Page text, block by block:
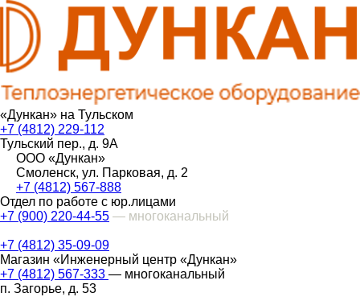
«Дункан» на Тульском
+7 (4812) 229-112
Тульский пер., д. 9А
ООО «Дункан»
Смоленск, ул. Парковая, д. 2
+7 (4812) 567-888
Отдел по работе с юр.лицами
+7 (900) 220-44-55 — многоканальный
+7 (4812) 35-09-09
Магазин «Инженерный центр «Дункан»
+7 (4812) 567-333 — многоканальный
п. Загорье, д. 53